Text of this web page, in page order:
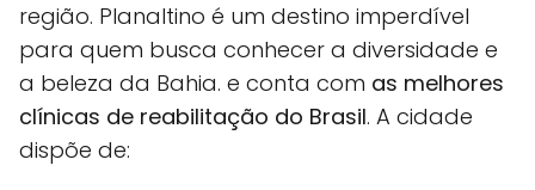
região. Planaltino é um destino imperdível
para quem busca conhecer a diversidade e
a beleza da Bahia. e conta com as melhores
clínicas de reabilitação do Brasil. A cidade
dispõe de: